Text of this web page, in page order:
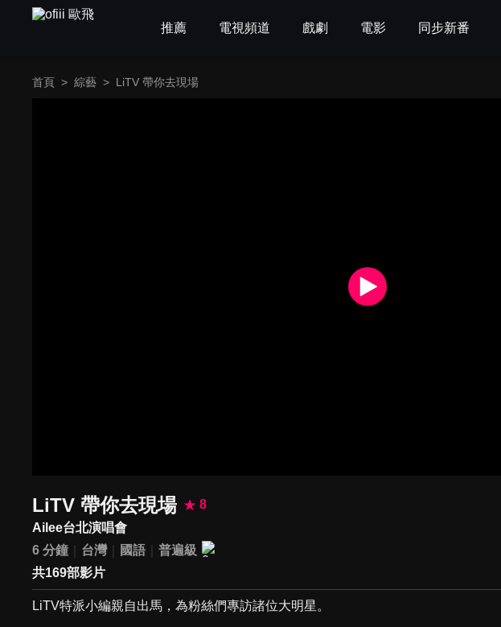
推薦 電視頻道 戲劇 電影 同步新番
首頁 > 綜藝 > LiTV 帶你去現場
LiTV 帶你去現場
8
Ailee台北演唱會
6 分鐘
台灣 國語
普遍級
共169部影片
LiTV特派小編親自出馬，為粉絲們專訪諸位大明星。